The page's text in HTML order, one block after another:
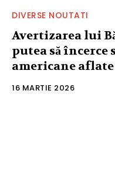
DIVERSE NOUTATI
Avertizarea lui
putea să încerce
americane
16 MARTIE 2026